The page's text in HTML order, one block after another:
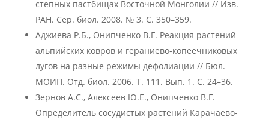
степных пастбищах Восточной Монголии // Изв.
РАН. Сер. биол. 2008. № 3. C. 350–359.
Аджиева Р.Б., Онипченко В.Г. Реакция растений
альпийских ковров и гераниево-копеечниковых
лугов на разные режимы дефолиации // Бюл.
МОИП. Отд. биол. 2006. Т. 111. Вып. 1. С. 24–36.
Зернов А.С., Алексеев Ю.Е., Онипченко В.Г.
Определитель сосудистых растений Карачаево-